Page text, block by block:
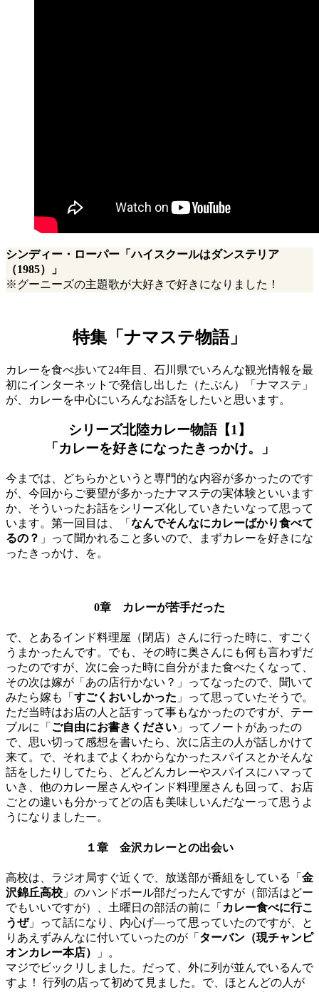
シンディー・ローパー「ハイスクールはダンステリア
（1985）」
※グーニーズの主題歌が大好きで好きになりました！
特集「ナマステ物語」
カレーを食べ歩いて24年目、石川県でいろんな観光情報を最
初にインターネットで発信し出した（たぶん）「ナマステ」
が、カレーを中心にいろんなお話をしたいと思います。
シリーズ北陸カレー物語【1】
「カレーを好きになったきっかけ。」
今までは、どちらかというと専門的な内容が多かったのです
が、今回からご要望が多かったナマステの実体験といいます
か、そういったお話をシリーズ化していきたいなって思って
います。第一回目は、「 なんでそんなにカレーばかり食べて
るの？ 」って聞かれること多いので、まずカレーを好きにな
ったきっかけ、を。
0章 カレーが苦手だった
で、とあるインド料理屋（閉店）さんに行った時に、すごく
うまかったんです。でも、その時に奥さんにも何も言わずだ
ったのですが、次に会った時に自分がまた食べたくなって、
その次は嫁が「あの店行かない？」ってなったので、聞いて
みたら嫁も「 すごくおいしかった 」って思っていたそうで。
ただ当時はお店の人と話すって事もなかったのですが、テー
ブルに「 ご自由にお書きください 」ってノートがあったの
で、思い切って感想を書いたら、次に店主の人が話しかけて
来て。で、それまでよくわからなかったスパイスとかそんな
話をしたりしてたら、どんどんカレーやスパイスにハマって
いき、他のカレー屋さんやインド料理屋さんも回って、お店
ごとの違いも分かってどの店も美味しいんだなーって思うよ
うになりましたー。
１章 金沢カレーとの出会い
高校は、ラジオ局すぐ近くで、放送部が番組をしている「 金
沢錦丘高校 」のハンドボール部だったんですが（部活はどー
でもいいですが）、土曜日の部活の前に「 カレー食べに行こ
うぜ」って話になり、内心げ―って思っていたのですが、と
りあえずみんなに付いていったのが「 ターバン（現チャンピ
オンカレー本店）
」。
マジでビックリしました。だって、外に列が並んでいるんで
すよ！ 行列の店って初めて見ました。で、ほとんどの人が